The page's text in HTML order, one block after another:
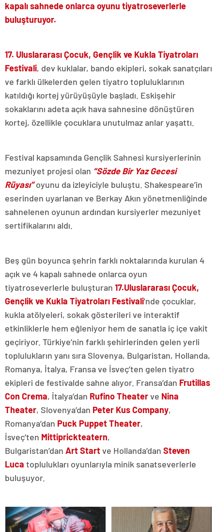
kapalı sahnede onlarca oyunu tiyatroseverlerle
buluşturuyor.
17. Uluslararası Çocuk, Gençlik ve Kukla Tiyatroları
Festivali, dev kuklalar, bando ekipleri, sokak sanatçıları
ve farklı ülkelerden gelen tiyatro topluluklarının
katıldığı kortej yürüyüşüyle başladı. Eskişehir
sokaklarını adeta açık hava sahnesine dönüştüren
kortej, özellikle çocuklara unutulmaz anlar yaşattı.
Festival kapsamında Gençlik Sahnesi kursiyerlerinin
mezuniyet projesi olan “Sözde Bir Yaz Gecesi
Rüyası”oyunu da izleyiciyle buluştu. Shakespeare’in
eserinden uyarlanan ve Berkay Akın yönetmenliğinde
sahnelenen oyunun ardından kursiyerler mezuniyet
sertifikalarını aldı.
Beş gün boyunca şehrin farklı noktalarında kurulan 4
açık ve 4 kapalı sahnede onlarca oyun
tiyatroseverlerle buluşturan 17.Uluslararası Çocuk,
Gençlik ve Kukla Tiyatroları Festivali’nde çocuklar,
kukla atölyeleri, sokak gösterileri ve interaktif
etkinliklerle hem eğleniyor hem de sanatla iç içe vakit
geçiriyor. Türkiye’nin farklı şehirlerinden gelen yerli
toplulukların yanı sıra Slovenya, Bulgaristan, Hollanda,
Romanya, İtalya, Fransa ve İsveç’ten gelen tiyatro
ekipleri de festivalde sahne alıyor. Fransa’dan Frutillas
Con Crema, İtalya’dan Rufino Theaterve Nina
Theater, Slovenya’dan Peter Kus Company,
Romanya’dan Puck Puppet Theater,
İsveç’ten Mittiprickteatern,
Bulgaristan’dan ArtStartve Hollanda’dan Steven
Luca toplulukları oyunlarıyla minik sanatseverlerle
buluşuyor.